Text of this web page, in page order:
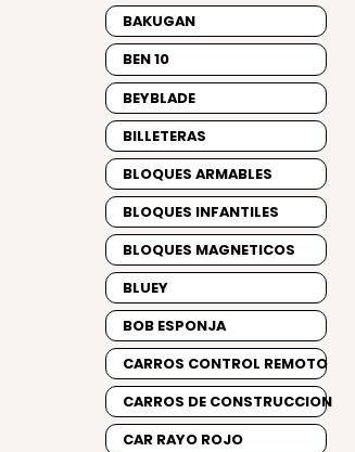
BAKUGAN
BEN 10
BEYBLADE
BILLETERAS
BLOQUES ARMABLES
BLOQUES INFANTILES
BLOQUES MAGNETICOS
BLUEY
BOB ESPONJA
CARROS CONTROL REMOTO
CARROS DE CONSTRUCCION
CAR RAYO ROJO